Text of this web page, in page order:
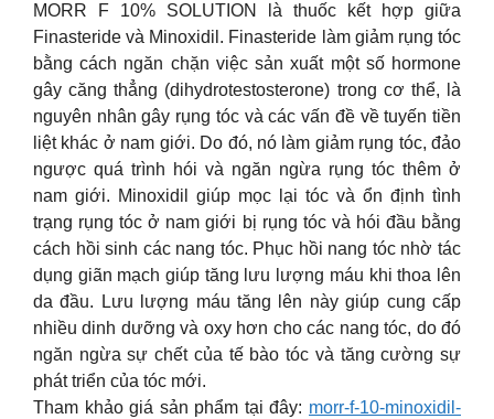
MORR F 10% SOLUTION là thuốc kết hợp giữa
Finasteride và Minoxidil. Finasteride làm giảm rụng tóc
bằng cách ngăn chặn việc sản xuất một số hormone
gây căng thẳng (dihydrotestosterone) trong cơ thể, là
nguyên nhân gây rụng tóc và các vấn đề về tuyến tiền
liệt khác ở nam giới. Do đó, nó làm giảm rụng tóc, đảo
ngược quá trình hói và ngăn ngừa rụng tóc thêm ở
nam giới. Minoxidil giúp mọc lại tóc và ổn định tình
trạng rụng tóc ở nam giới bị rụng tóc và hói đầu bằng
cách hồi sinh các nang tóc. Phục hồi nang tóc nhờ tác
dụng giãn mạch giúp tăng lưu lượng máu khi thoa lên
da đầu. Lưu lượng máu tăng lên này giúp cung cấp
nhiều dinh dưỡng và oxy hơn cho các nang tóc, do đó
ngăn ngừa sự chết của tế bào tóc và tăng cường sự
phát triển của tóc mới.
Tham khảo giá sản phẩm tại đây: morr-f-10-minoxidil-